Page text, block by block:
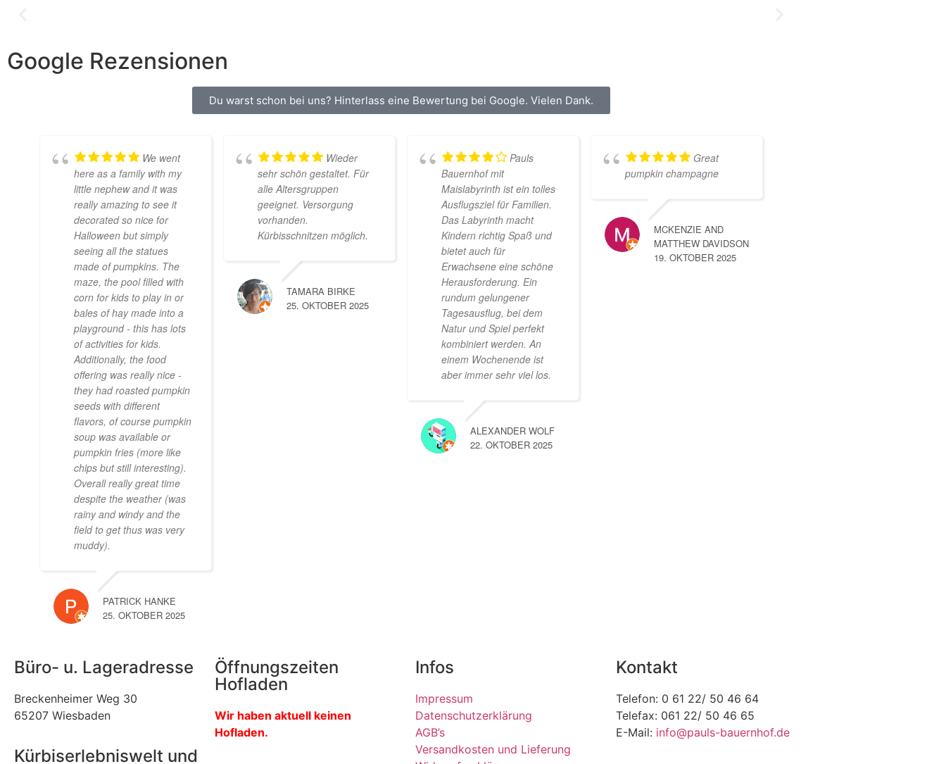
Google Rezensionen
Du warst schon bei uns? Hinterlass eine Bewertung bei Google. Vielen Dank.
We went
here as a family with my
little nephew and it was
really amazing to see it
decorated so nice for
Halloween but simply
seeing all the statues
made of pumpkins. The
maze, the pool filled with
corn for kids to play in or
bales of hay made into a
playground - this has lots
of activities for kids.
Additionally, the food
offering was really nice -
they had roasted pumpkin
seeds with different
flavors, of course pumpkin
soup was available or
pumpkin fries (more like
chips but still interesting).
Overall really great time
despite the weather (was
rainy and windy and the
field to get thus was very
muddy).
PATRICK HANKE
25. OKTOBER 2025
Wieder
sehr schön gestaltet. Für
alle Altersgruppen
geeignet. Versorgung
vorhanden.
Kürbisschnitzen möglich.
TAMARA BIRKE
25. OKTOBER 2025
Pauls
Bauernhof mit
Maislabyrinth ist ein tolles
Ausflugsziel für Familien.
Das Labyrinth macht
Kindern richtig Spaß und
bietet auch für
Erwachsene eine schöne
Herausforderung. Ein
rundum gelungener
Tagesausflug, bei dem
Natur und Spiel perfekt
kombiniert werden. An
einem Wochenende ist
aber immer sehr viel los.
ALEXANDER WOLF
22. OKTOBER 2025
Great
pumpkin champagne
MCKENZIE AND
MATTHEW DAVIDSON
19. OKTOBER 2025
Büro- u. Lageradresse
Breckenheimer Weg 30
65207 Wiesbaden
Kürbiserlebniswelt und
Öffnungszeiten
Hofladen
Wir haben aktuell keinen
Hofladen.
Infos
Impressum
Datenschutzerklärung
AGB’s
Versandkosten und Lieferung
Kontakt
Telefon: 0 61 22/ 50 46 64
Telefax: 061 22/ 50 46 65
E-Mail: info@pauls-bauernhof.de